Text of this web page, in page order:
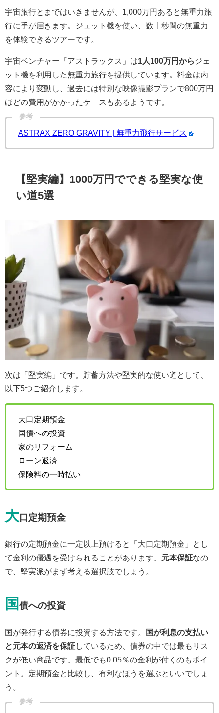
宇宙旅行とまではいきませんが、1,000万円あると無重力旅
行に手が届きます。ジェット機を使い、数十秒間の無重力
を体験できるツアーです。
宇宙ベンチャー「アストラックス」は1人100万円から ジェ
ット機を利用した無重力旅行を提供しています。料金は内
容により変動し、過去には特別な映像撮影プランで800万円
ほどの費用がかかったケースもあるようです。
参考
ASTRAX ZERO GRAVITY | 無重力飛行サービス
【堅実編】1000万円でできる堅実な使
い道5選
次は「堅実編」です。貯蓄方法や堅実的な使い道として、
以下5つご紹介します。
大口定期預金
国債への投資
家のリフォーム
ローン返済
保険料の一時払い
大 口定期預金
銀行の定期預金に一定以上預けると「大口定期預金」とし
て金利の優遇を受けられることがあります。 元本保証なの
で、堅実派がまず考える選択肢でしょう。
国 債への投資
国が発行する債券に投資する方法です。
国が利息の支払い
と元本の返済を保証しているため、債券の中では最もリス
クが低い商品です。最低でも0.05％の金利が付くのもポイ
ント。定期預金と比較し、有利なほうを選ぶといいでしょ
う。
参考